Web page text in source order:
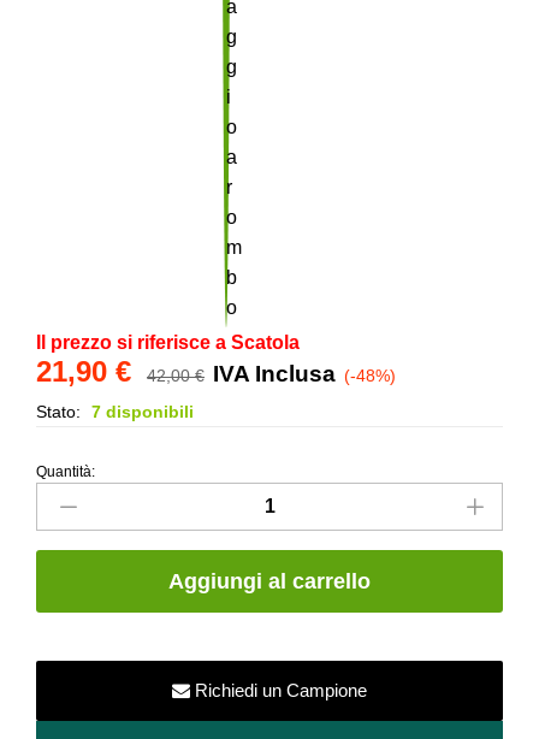
Il prezzo si riferisce a Scatola
21,90 € 42,00€ IVA Inclusa (-48%)
Stato:
7 disponibili
Maiolica
e
-
Quantità:
Aggiungi al carrello
Richiedi un Campione